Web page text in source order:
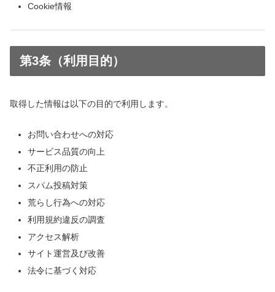
Cookie情報
第3条（利用目的）
取得した情報は以下の目的で利用します。
お問い合わせへの対応
サービス品質の向上
不正利用の防止
スパム投稿対策
荒らし行為への対応
利用規約違反の調査
アクセス解析
サイト運営及び改善
法令に基づく対応